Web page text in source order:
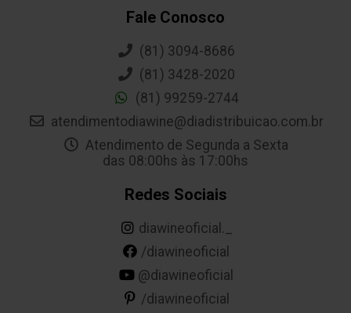
Fale Conosco
(81) 3094-8686
(81) 3428-2020
(81) 99259-2744
atendimentodiawine@diadistribuicao.com.br
Atendimento de Segunda a Sexta
das 08:00hs às 17:00hs
Redes Sociais
diawineoficial._
/diawineoficial
@diawineoficial
/diawineoficial